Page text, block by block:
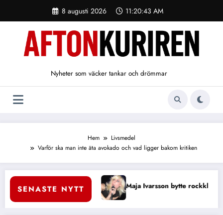
innehåll
8 augusti 2026 11:20:44 AM
Nyheter som väcker tankar och drömmar
Hem
Livsmedel
Varför ska man inte äta avokado och vad ligger bakom kritiken
SENASTE NYTT
bytte rockklubbarna mot Diggiloo-scenen i sommar Carl Skau lät